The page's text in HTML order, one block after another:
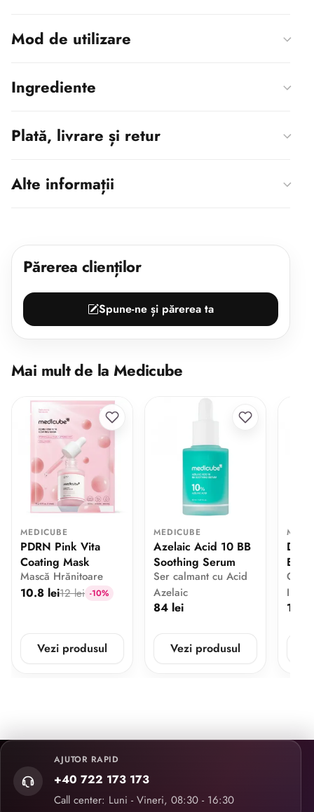
Mod de utilizare
Ingrediente
Plată, livrare și retur
Alte informații
Părerea clienților
Spune-ne și părerea ta
Mai mult de la Medicube
MEDICUBE
PDRN Pink Vita
Coating Mask
Mască Hrănitoare
10.8 lei12 lei -10%
Vezi produsul
MEDICUBE
Azelaic Acid 10 BB
Soothing Serum
Ser calmant cu Acid
Azelaic
84 lei
Vezi produsul
Eye
110
AJUTOR RAPID
+40 722 173 173
Call center: Luni - Vineri, 08:30 - 16:30